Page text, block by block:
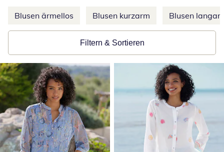
Weitere Kategorien überspringen
Blusen ärmellos Blusen kurzarm Blusen
Filtern & Sortieren